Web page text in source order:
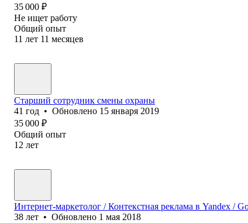
35 000 ₽
Не ищет работу
Общий опыт
11 лет 11 месяцев
Старший сотрудник смены охраны
41 год • Обновлено 15 января 2019
35 000 ₽
Общий опыт
12 лет
Интернет-маркетолог / Контекстная реклама в Yandex /
38 лет • Обновлено 1 мая 2018